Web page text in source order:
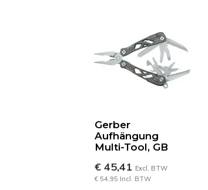
Gerber
Aufhängung
Multi-Tool, GB
€ 45,41 Excl. BTW
€ 54,95 Incl. BTW